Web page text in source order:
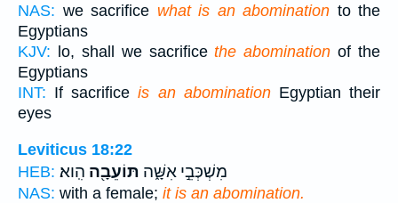
NAS: we sacrifice what is an abomination to the
Egyptians
KJV: lo, shall we sacrificethe abomination of the
Egyptians
INT: If sacrificeis an abominationEgyptian their
eyes
Leviticus 18:22
HEB:
מִשְׁכְּבֵ֣י אִשָּׁ֑ה תּוֹעֵבָ֖ה הִֽוא׃
NAS: with a female; it is an abomination.